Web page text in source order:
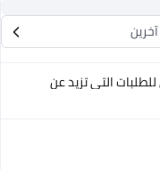
التي تزيد عن